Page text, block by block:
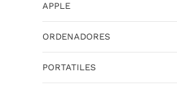
APPLE
ORDENADORES
PORTATILES